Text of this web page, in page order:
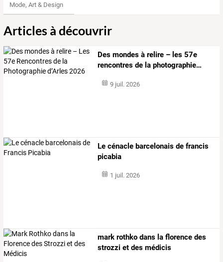
Mode, Art & Design
Articles à découvrir
Des mondes à relire – les 57e
rencontres de la photographie…
9 juil. 2026
Le cénacle barcelonais de francis
picabia
1 juil. 2026
​​​​​​​mark rothko dans la florence des
strozzi et des médicis